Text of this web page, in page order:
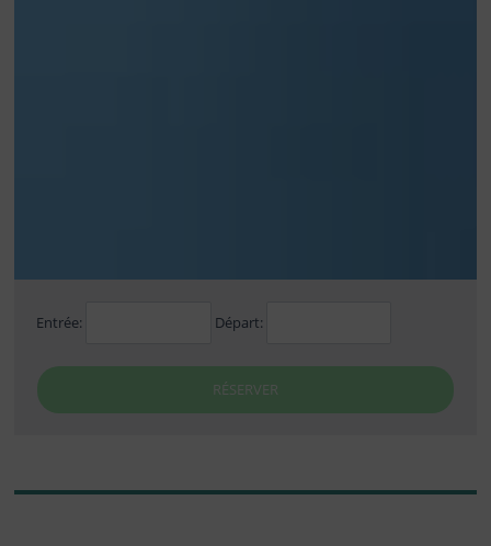
Entrée: Départ:
RÉSERVER